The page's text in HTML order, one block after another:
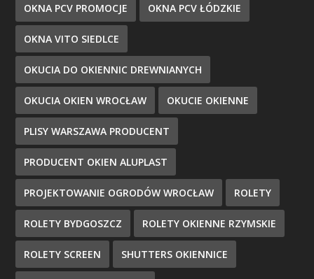
OKNA PCV PROMOCJE OKNA PCV ŁÓDZKIE
OKNA VITO SIEDLCE
OKUCIA DO OKIENNIC DREWNIANYCH
OKUCIA OKIEN WROCŁAW OKUCIE OKIENNE
PLISY WARSZAWA PRODUCENT
PRODUCENT OKIEN ALUPLAST
PROJEKTOWANIE OGRODÓW WROCŁAW ROLETY
ROLETY BYDGOSZCZ ROLETY OKIENNE RZYMSKIE
ROLETY SCREEN SHUTTERS OKIENNICE